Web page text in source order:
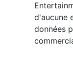
d'aucune
données